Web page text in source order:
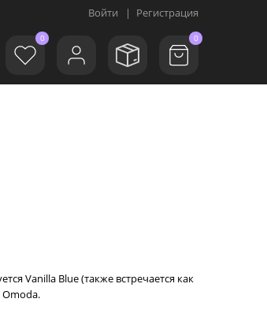
Войти | Регистрация
0 0
Vanilla Blue (также встречается как
Omoda.